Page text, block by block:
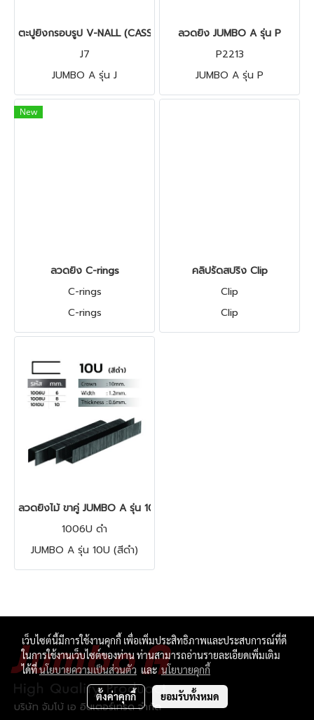
ตะปูยิงกรอบรูป V-NALL (CASSE) JUMBO A รุ่น J
J7
JUMBO A รุ่น J
ลวดยิง JUMBO A รุ่น P
P2213
JUMBO A รุ่น P
New
ลวดยิง C-rings
C-rings
C-rings
คลิปรัดสปริง Clip
Clip
Clip
ลวดยิงไม้ ขาคู่ JUMBO A รุ่น 10U (สีดำ)
1006U ดำ
JUMBO A รุ่น 10U (สีดำ)
บริษัท จัมโบ้ เอ อินเตอร์เทรด จำกัด
เว็บไซต์นี้มีการใช้งานคุกกี้ เพื่อเพิ่มประสิทธิภาพและประสบการณ์ที่ดี
ในการใช้งานเว็บไซต์ของท่าน ท่านสามารถอ่านรายละเอียดเพิ่มเติม
ได้ที่นโยบายความเป็นส่วนตัว และนโยบายคุกกี้
ตั้งค่าคุกกี้ ยอมรับทั้งหมด